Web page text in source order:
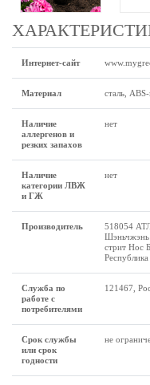
Интернет-сайт
Материал сталь,
Наличие
аллергенов и
резких запахов
нет
Наличие
категории ЛВЖ
и ГЖ
нет
Производитель
518054
Шэньчжэнь
стрит Нос
Республика
Служба по
работе с
потребителями
121467,
Срок службы
или срок
годности
не